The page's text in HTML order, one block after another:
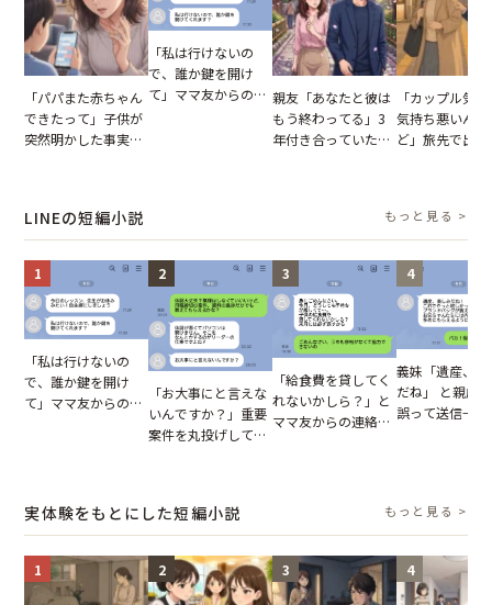
「パパまた赤ちゃん
できたって」子供が
突然明かした事実。
「私は行けないの
で、誰か鍵を開け
て」ママ友からの
親友「あなたと彼は
もう終わってる」3
年付き合っていた彼
「カップル気
気持ち悪いんだ
ど」旅先で出
ってしまった
LINEの短編小説 もっと見る >
1
「私は行けないの
で、誰か鍵を開け
て」ママ友からの
2
「お大事にと言えな
いんですか？」重要
案件を丸投げして休
3
「給食費を貸してく
れないかしら？」と
ママ友からの連絡。
4
義妹「遺産、
だね」 と親戚
誤って送信→夫
実体験をもとにした短編小説 もっと見る >
1 2 3 4